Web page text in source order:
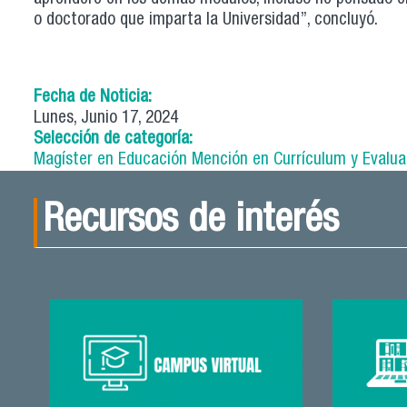
o doctorado que imparta la Universidad”, concluyó.
Fecha de Noticia:
Lunes, Junio 17, 2024
Selección de categoría:
Magíster en Educación Mención en Currículum y
Recursos de interés